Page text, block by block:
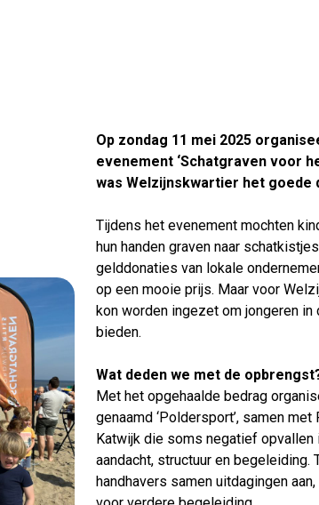
Op zondag 11 mei 2025
evenement ‘Schatgraven voor
was Welzijnskwartier het
Tijdens het evenement mochten
hun handen graven naar
gelddonaties van lokale
op een mooie prijs. Maar voor
kon worden ingezet om jongeren
bieden.
Wat deden we met de
Met het opgehaalde bedrag
genaamd ‘Poldersport’, samen
Katwijk die soms negatief
aandacht, structuur en
handhavers samen uitdagingen